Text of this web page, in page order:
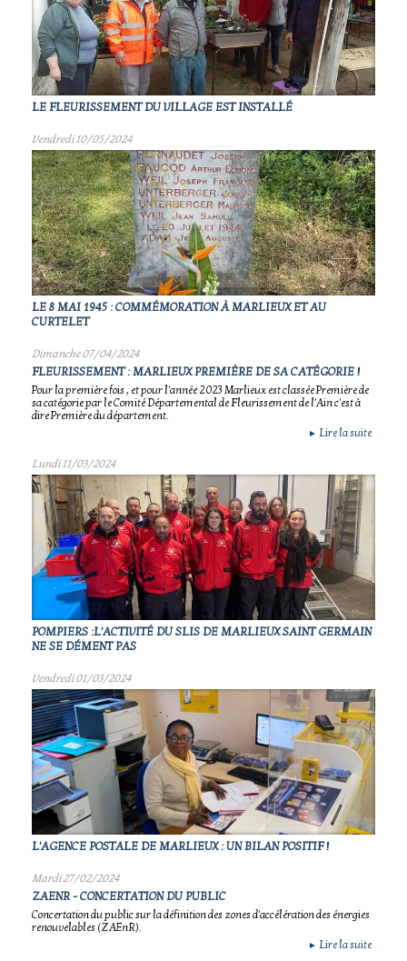
LE FLEURISSEMENT DU VILLAGE EST INSTALLÉ
Vendredi 10/05/2024
LE 8 MAI 1945 : COMMÉMORATION À MARLIEUX ET AU
CURTELET
Dimanche 07/04/2024
FLEURISSEMENT : MARLIEUX PREMIÈRE DE SA CATÉGORIE !
Pour la première fois , et pour l'année 2023 Marlieux est classée Première de
sa catégorie par le Comité Départemental de Fleurissement de l'Ain c'est à
dire Première du département.
► Lire la suite
Lundi 11/03/2024
POMPIERS :L'ACTIVITÉ DU SLIS DE MARLIEUX SAINT GERMAIN
NE SE DÉMENT PAS
Vendredi 01/03/2024
L'AGENCE POSTALE DE MARLIEUX : UN BILAN POSITIF !
Mardi 27/02/2024
ZAENR - CONCERTATION DU PUBLIC
Concertation du public sur la définition des zones d'accélération des énergies
renouvelables (ZAEnR).
► Lire la suite